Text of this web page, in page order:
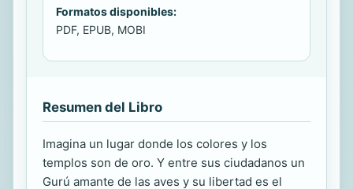
Formatos disponibles:
PDF, EPUB, MOBI
Resumen del Libro
Imagina un lugar donde los colores y los
templos son de oro. Y entre sus ciudadanos un
Gurú amante de las aves y su libertad es el